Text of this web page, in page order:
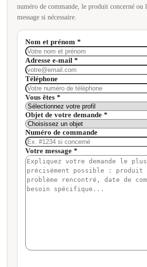
numéro de commande, le produit concerné
message si nécessaire.
Nom et prénom *
Adresse e-mail *
Téléphone
Vous êtes *
Objet de votre demande *
Numéro de commande
Votre message *